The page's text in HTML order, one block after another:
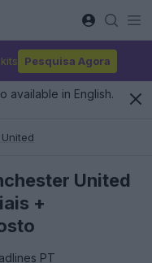
Pesquisa Agora
available in English.
United
+
PT